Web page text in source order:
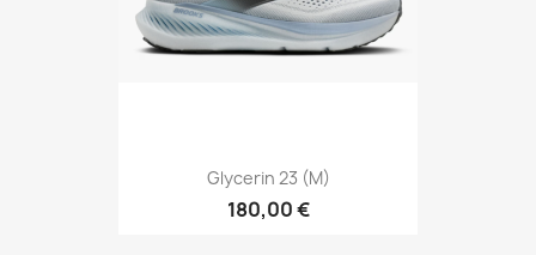
Glycerin 23 (M)
180,00 €